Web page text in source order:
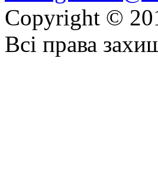
Copyright ©
Всі права